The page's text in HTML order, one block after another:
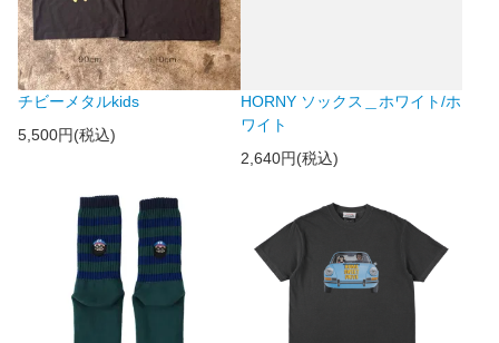
チビーメタルkids
5,500円(税込)
HORNY ソックス＿ホワイト/ホ
ワイト
2,640円(税込)